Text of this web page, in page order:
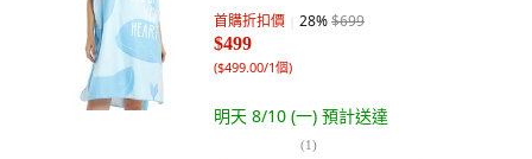
首購折扣價 28%$699
$499
($499.00/1個)
明天 8/10 (一) 預計送達
(1)